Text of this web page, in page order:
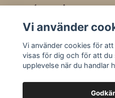
Kundservice
Sociala medier
Vi använder
Vi använder cookies för
visas för dig och för att du
upplevelse när du handlar